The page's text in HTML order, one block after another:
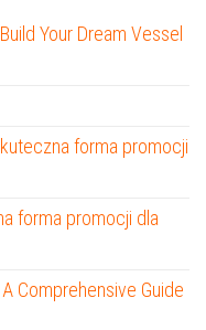
Your Dream Vessel
forma promocji
forma promocji dla
Comprehensive Guide